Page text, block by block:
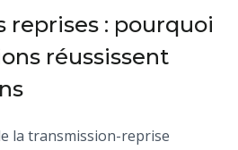
reprises : pourquoi
réussissent
la transmission-reprise